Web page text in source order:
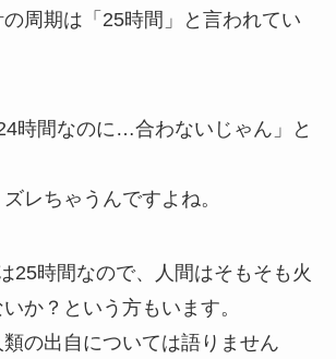
の周期は「25時間」と言われてい
時間なのに…合わないじゃん」と
レちゃうんですよね。
25時間なので、人間はそもそも火
か？という方もいます。
の出自については語りません